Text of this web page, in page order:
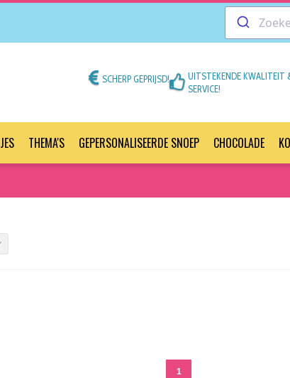
SCHERP GEPRIJSD!
UITSTEKENDE KWALITEIT
SERVICE!
THEMA'S GEPERSONALISEERDE SNOEP CHOCOLADE
1